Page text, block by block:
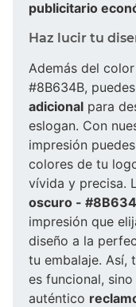
publicitario
Haz lucir tu
Además del
#8B634B,
adicional para
eslogan. Con
impresión
colores de tu
vívida y precisa.
oscuro -
impresión que
diseño a la
tu embalaje. Así,
es funcional,
auténtico